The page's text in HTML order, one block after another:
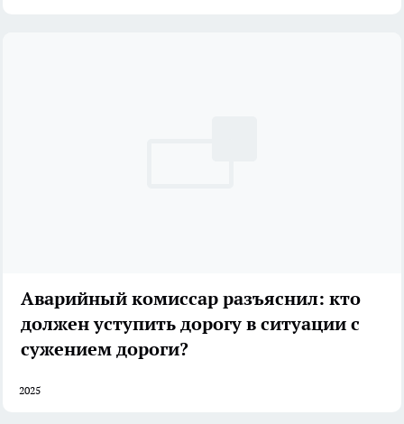
Аварийный комиссар разъяснил: кто
должен уступить дорогу в ситуации с
сужением дороги?
2025